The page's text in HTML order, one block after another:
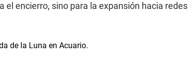
encierro, sino para la expansión hacia redes